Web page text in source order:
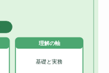
理解の軸
基礎と実務